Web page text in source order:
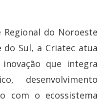
Regional do Noroeste
do Sul, a Criatec atua
que integra
desenvolvimento
com o ecossistema